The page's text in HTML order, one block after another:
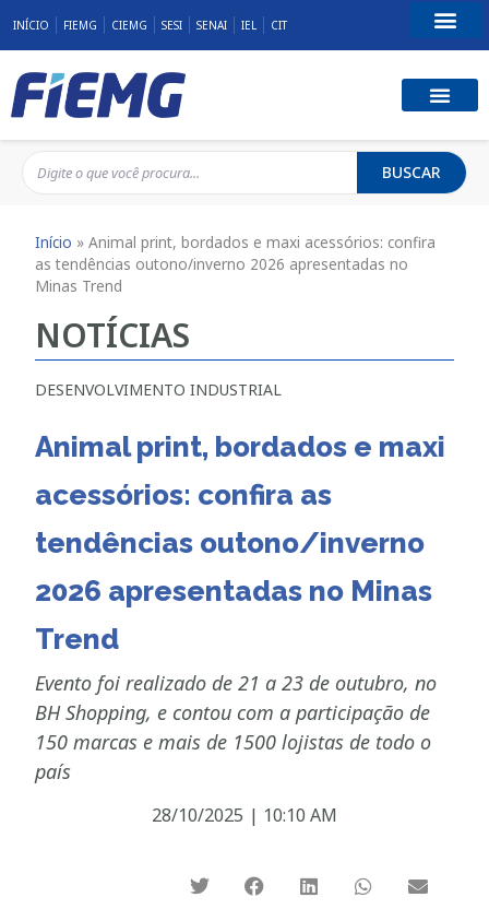
INÍCIO FIEMG CIEMG SESI SENAI IEL CIT
BUSCAR
Início »Animal print, bordados e maxi acessórios: confira
as tendências outono/inverno 2026 apresentadas no
Minas Trend
NOTÍCIAS
DESENVOLVIMENTO INDUSTRIAL
Animal print, bordados e maxi
acessórios: confira as
tendências outono/inverno
2026 apresentadas no Minas
Trend
Evento foi realizado de 21 a 23 de outubro, no
BH Shopping, e contou com a participação de
150 marcas e mais de 1500 lojistas de todo o
país
28/10/2025 | 10:10 AM